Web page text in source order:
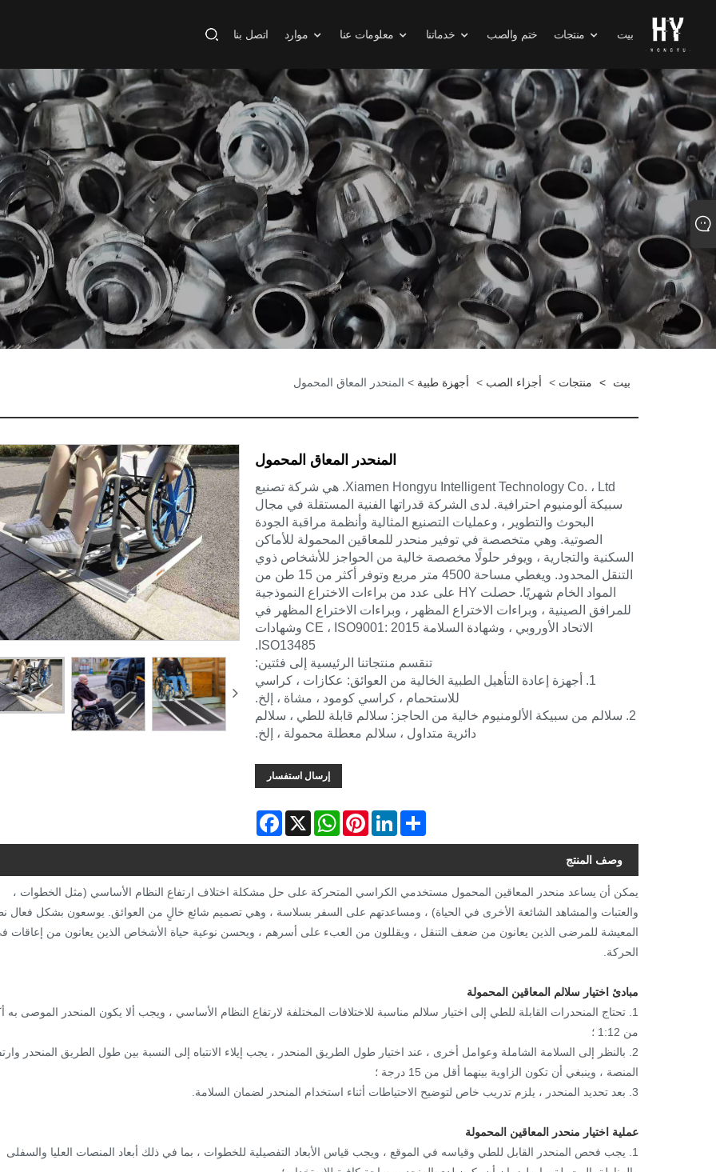
بيت منتجات ختم والصب خدماتنا معلومات عنا موارد اتصل بنا
بيت > منتجات > أجزاء الصب > أجهزة طبية > المنحدر المعاق المحمول
المنحدر المعاق المحمول
Xiamen Hongyu Intelligent Technology Co. ، Ltd. هي شركة تصنيع
سبيكة ألومنيوم احترافية. لدى الشركة قدراتها الفنية المستقلة في مجال
البحوث والتطوير ، وعمليات التصنيع المثالية وأنظمة مراقبة الجودة
الصوتية. وهي متخصصة في توفير منحدر للمعاقين المحمولة للأماكن
السكنية والتجارية ، ويوفر حلولًا مخصصة خالية من الحواجز للأشخاص ذوي
التنقل المحدود. ويغطي مساحة 4500 متر مربع وتوفر أكثر من 15 طن من
المواد الخام شهريًا. حصلت HY على عدد من براءات الاختراع النموذجية
للمرافق الصينية ، وبراءات الاختراع المظهر ، وبراءات الاختراع المظهر في
الاتحاد الأوروبي ، وشهادة السلامة CE ، ISO9001: 2015 وشهادات
ISO13485.
تنقسم منتجاتنا الرئيسية إلى فئتين:
1. أجهزة إعادة التأهيل الطبية الخالية من العوائق: عكازات ، كراسي
للاستحمام ، كراسي كومود ، مشاة ، إلخ.
2. سلالم من سبيكة الألومنيوم خالية من الحاجز: سلالم قابلة للطي ، سلالم
دائرية متداول ، سلالم معطلة محمولة ، إلخ.
إرسال استفسار
Facebook X
WhatsAppPinterestLinkedInShare
وصف المنتج
يمكن أن يساعد منحدر المعاقين المحمول مستخدمي الكراسي المتحركة على حل مشكلة اختلاف ارتفاع النظام الأساسي (مثل الخطوات ،
والعتبات والمشاهد الشائعة الأخرى في الحياة) ، ومساعدتهم على السفر بسلاسة ، وهي تصميم شائع خالٍ من العوائق. يوسعون بشكل فعال
المعيشة للمرضى الذين يعانون من ضعف التنقل ، ويقللون من العبء على أسرهم ، ويحسن نوعية حياة الأشخاص الذين يعانون من إعاقات
الحركة.
مبادئ اختيار سلالم المعاقين المحمولة
1. تحتاج المنحدرات القابلة للطي إلى اختيار سلالم مناسبة للاختلافات المختلفة لارتفاع النظام الأساسي ، ويجب ألا يكون المنحدر الموصى به
من 1:12 ؛
2. بالنظر إلى السلامة الشاملة وعوامل أخرى ، عند اختيار طول الطريق المنحدر ، يجب إيلاء الانتباه إلى النسبة بين طول الطريق المنحدر
المنصة ، وينبغي أن تكون الزاوية بينهما أقل من 15 درجة ؛
3. بعد تحديد المنحدر ، يلزم تدريب خاص لتوضيح الاحتياطات أثناء استخدام المنحدر لضمان السلامة.
عملية اختيار منحدر المعاقين المحمولة
1. يجب فحص المنحدر القابل للطي وقياسه في الموقع ، ويجب قياس الأبعاد التفصيلية للخطوات ، بما في ذلك أبعاد المنصات العليا والسفلى